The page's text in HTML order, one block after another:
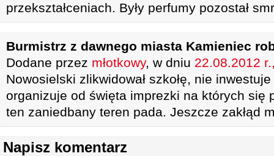
przekształceniach. Były perfumy pozostał
Burmistrz z dawnego miasta Kamieniec
Dodane przez młotkowy, w dniu 22.08.2012
Nowosielski zlikwidował szkołę, nie
organizuje od święta imprezki na których się
ten zaniedbany teren pada. Jeszcze zakłąd
Napisz komentarz